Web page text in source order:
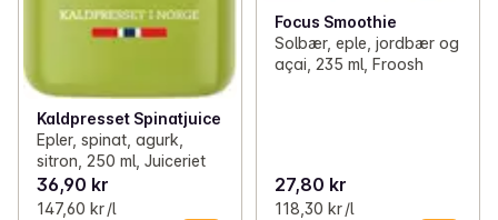
Kaldpresset Spinatjuice
Epler, spinat, agurk,
sitron, 250 ml, Juiceriet
36,90 kr
147,60 kr /l
Focus Smoothie
Solbær, eple, jordbær og
açai, 235 ml, Froosh
27,80 kr
118,30 kr /l